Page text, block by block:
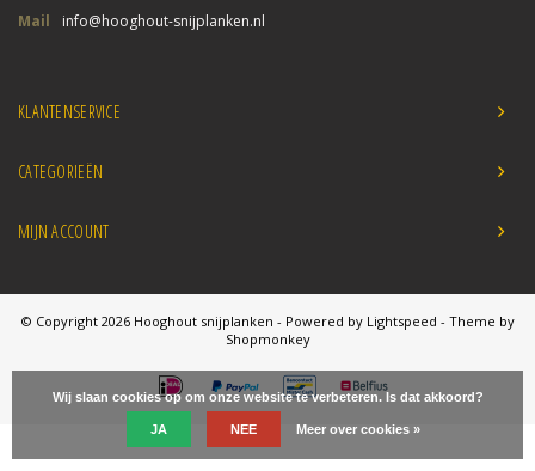
Mail
info@hooghout-snijplanken.nl
KLANTENSERVICE
CATEGORIEËN
MIJN ACCOUNT
© Copyright 2026 Hooghout snijplanken - Powered by Lightspeed - Theme by
Shopmonkey
Wij slaan cookies op om onze website te verbeteren. Is dat akkoord?
JA NEE Meer over cookies »